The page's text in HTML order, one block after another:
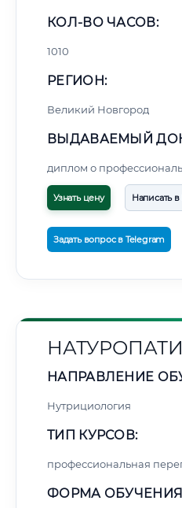
КОЛ-ВО ЧАСОВ:
1010
РЕГИОН:
Великий Новгород
ВЫДАВАЕМЫЙ
диплом о
Узнать цену Написать в
Задать вопрос в Telegram
НАПРАВЛЕНИЕ
Нутрициология
ТИП КУРСОВ:
профессиональная
ФОРМА